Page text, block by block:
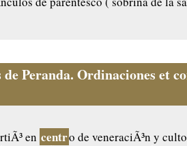
Peranda. Ordinaciones et
en centro de veneraciÃ³n y